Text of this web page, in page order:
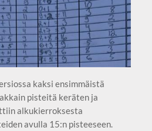
kaksi ensimmäistä
pisteitä keräten ja
alkukierroksesta
avulla 15:n pisteeseen.